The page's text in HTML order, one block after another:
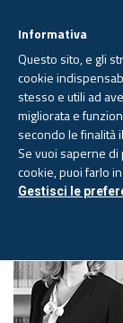
PAGINA AUTORE
Informativa
Questo sito, e gli
cookie
stesso e utili ad
migliorata e
secondo le finalità
Se vuoi saperne di
cookie, puoi farlo
Gestisci le